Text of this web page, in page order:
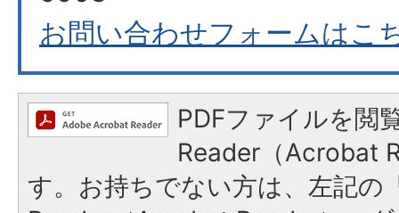
お問い合わせフォームはこ
PDFファイルを閲
Reader（Acrobat
す。お持ちでない方は、左記の